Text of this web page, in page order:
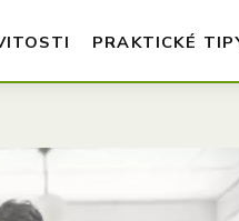
PRAKTICKÉ